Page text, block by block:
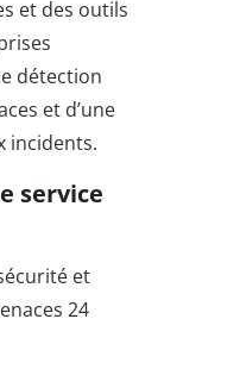
et des outils
détection
et d’une
incidents.
service
et
24